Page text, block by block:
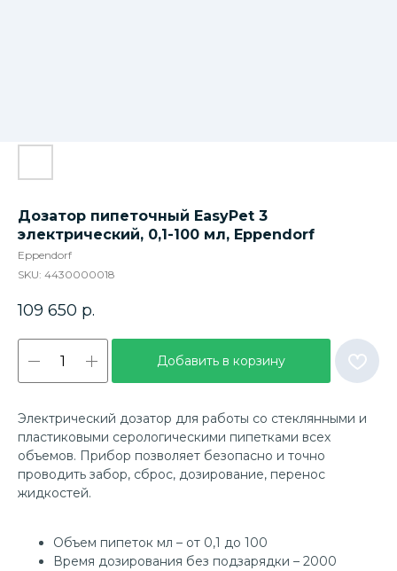
Дозатор пипеточный EasyPet 3
электрический, 0,1-100 мл, Eppendorf
Eppendorf
SKU: 4430000018
109 650 р.
Добавить в корзину
Электрический дозатор для работы со стеклянными и
пластиковыми серологическими пипетками всех
объемов. Прибор позволяет безопасно и точно
проводить забор, сброс, дозирование, перенос
жидкостей.
Объем пипеток мл – от 0,1 до 100
Время дозирования без подзарядки – 2000